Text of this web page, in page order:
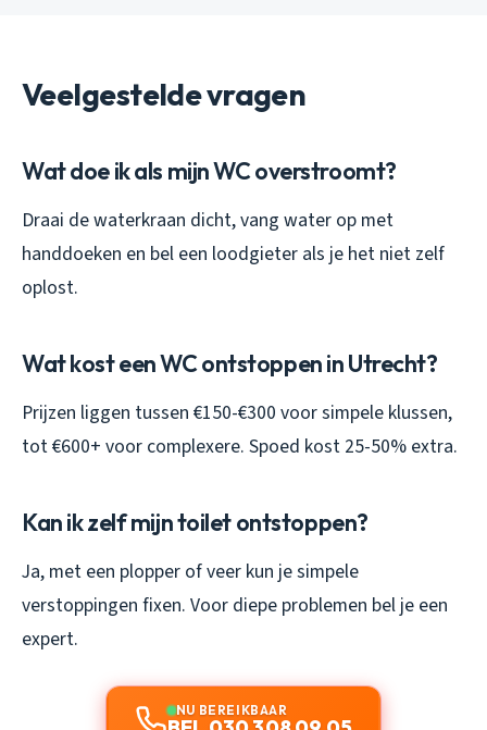
Veelgestelde vragen
Wat doe ik als mijn WC overstroomt?
Draai de waterkraan dicht, vang water op met
handdoeken en bel een loodgieter als je het niet zelf
oplost.
Wat kost een WC ontstoppen in Utrecht?
Prijzen liggen tussen €150-€300 voor simpele klussen,
tot €600+ voor complexere. Spoed kost 25-50% extra.
Kan ik zelf mijn toilet ontstoppen?
Ja, met een plopper of veer kun je simpele
verstoppingen fixen. Voor diepe problemen bel je een
expert.
NU BEREIKBAAR